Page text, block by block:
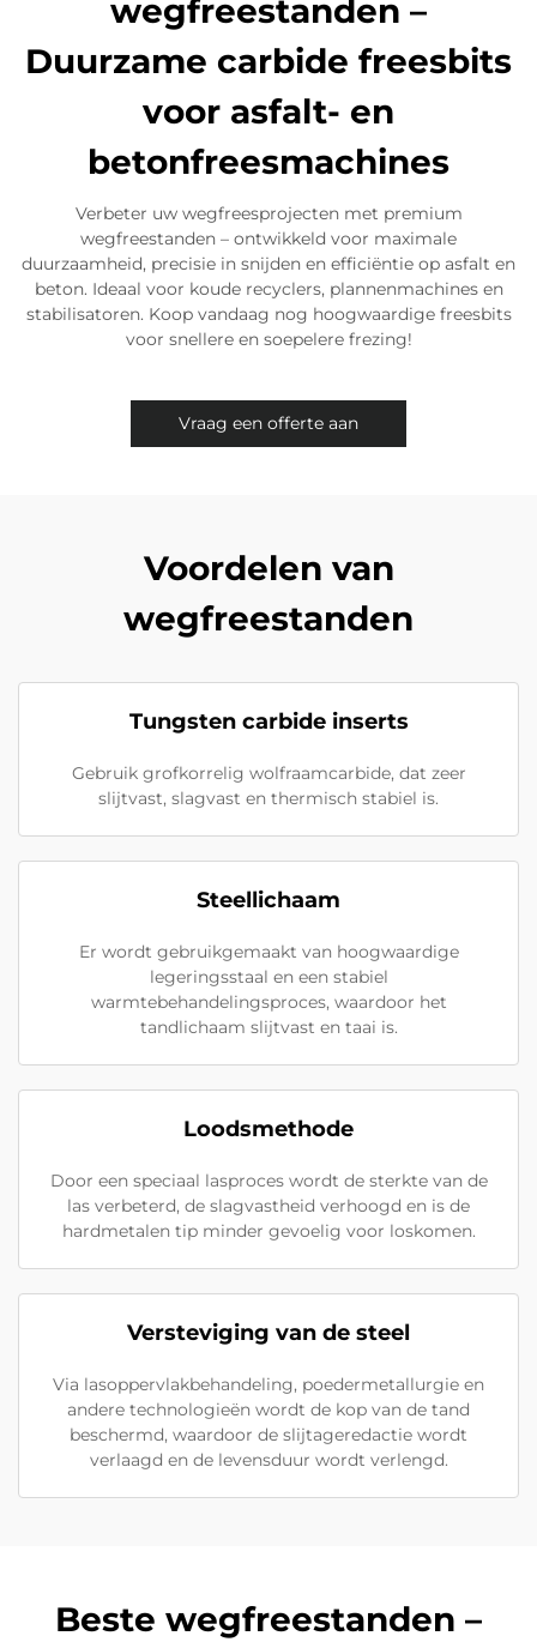
wegfreestanden –
Duurzame carbide freesbits
voor asfalt- en
betonfreesmachines
Verbeter uw wegfreesprojecten met premium
wegfreestanden – ontwikkeld voor maximale
duurzaamheid, precisie in snijden en efficiëntie op asfalt en
beton. Ideaal voor koude recyclers, plannenmachines en
stabilisatoren. Koop vandaag nog hoogwaardige freesbits
voor snellere en soepelere frezing!
Vraag een offerte aan
Voordelen van
wegfreestanden
Tungsten carbide inserts
Gebruik grofkorrelig wolfraamcarbide, dat zeer
slijtvast, slagvast en thermisch stabiel is.
Steellichaam
Er wordt gebruikgemaakt van hoogwaardige
legeringsstaal en een stabiel
warmtebehandelingsproces, waardoor het
tandlichaam slijtvast en taai is.
Loodsmethode
Door een speciaal lasproces wordt de sterkte van de
las verbeterd, de slagvastheid verhoogd en is de
hardmetalen tip minder gevoelig voor loskomen.
Versteviging van de steel
Via lasoppervlakbehandeling, poedermetallurgie en
andere technologieën wordt de kop van de tand
beschermd, waardoor de slijtageredactie wordt
verlaagd en de levensduur wordt verlengd.
Beste wegfreestanden –